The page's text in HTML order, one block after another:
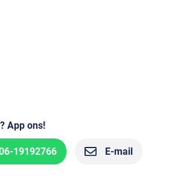
App ons!
19192766 E-mail